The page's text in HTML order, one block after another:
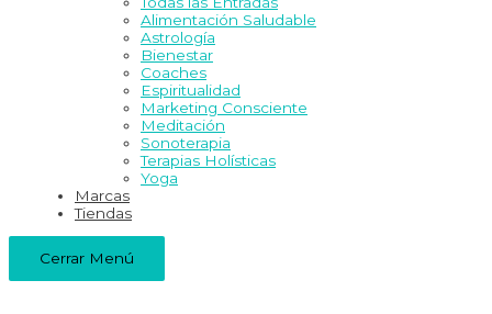
Alimentación Saludable
Astrología
Bienestar
Coaches
Espiritualidad
Marketing Consciente
Meditación
Sonoterapia
Terapias Holísticas
Yoga
Marcas
Tiendas
Cerrar Menú